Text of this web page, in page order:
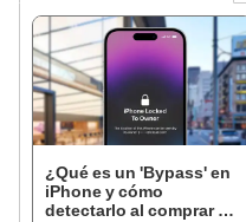
¿Qué es un 'Bypass' en
iPhone y cómo
detectarlo al comprar un